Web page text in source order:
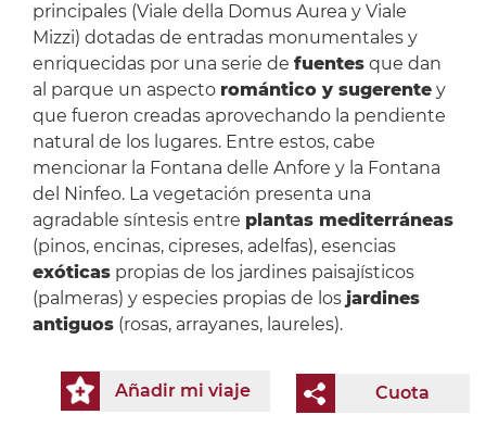
principales (Viale della Domus Aurea y Viale
Mizzi) dotadas de entradas monumentales y
enriquecidas por una serie de fuentesque dan
al parque un aspecto romántico y sugerentey
que fueron creadas aprovechando la pendiente
natural de los lugares. Entre estos, cabe
mencionar la Fontana delle Anfore y la Fontana
del Ninfeo. La vegetación presenta una
agradable síntesis entre plantas mediterráneas
(pinos, encinas, cipreses, adelfas), esencias
exóticaspropias de los jardines paisajísticos
(palmeras) y especies propias de los jardines
antiguos(rosas, arrayanes, laureles).
Cuota
Añadir mi viaje